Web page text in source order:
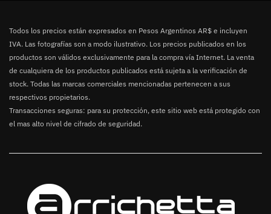
Todos los precios están expresados en Pesos Argentinos AR$ e incluyen
IVA. Las fotografías son a modo ilustrativo. Los precios publicados en los
productos son válidos exclusivamente para la compra vía Internet. La venta
de cualquiera de los productos publicados está sujeta a la verificación de
stock. Todas las marcas comerciales mencionadas pertenecen a sus
respectivos propietarios.
Transacciones seguras: para su protección, este sitio web está protegido con
el mas alto nivel de cifrado de seguridad.